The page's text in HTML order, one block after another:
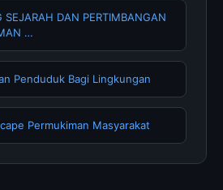
SEJARAH DAN PERTIMBANGAN
…
Penduduk Bagi Lingkungan
Permukiman Masyarakat